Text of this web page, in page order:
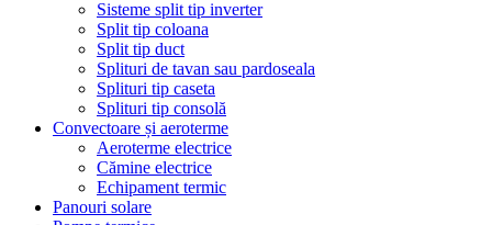
Sisteme split tip inverter
Split tip coloana
Split tip duct
Splituri de tavan sau pardoseala
Splituri tip caseta
Splituri tip consolă
Convectoare și aeroterme
Aeroterme electrice
Cămine electrice
Echipament termic
Panouri solare